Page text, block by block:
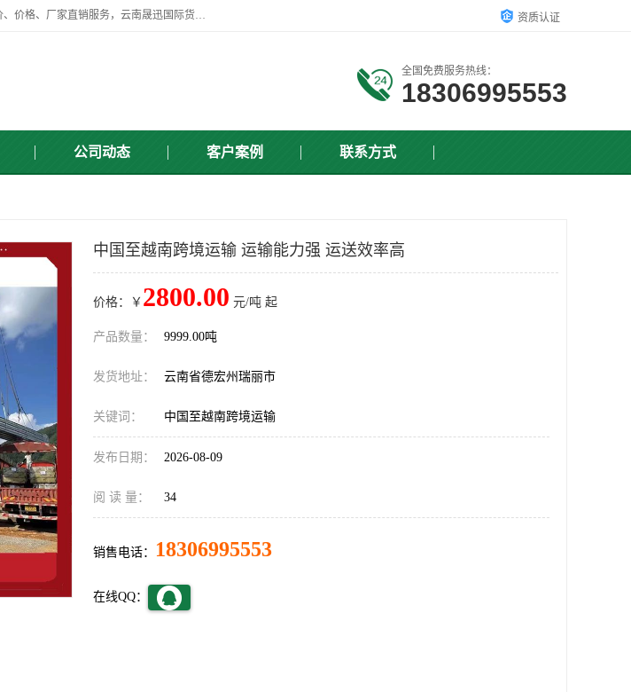
云南晟迅国际货运代理有限公司提供瑞丽口岸、磨憨口岸、腾冲口岸报关、报检，缅甸、老挝物流清关报价、价格、厂家直销服务，云南晟迅国际货运代理有限公司，由一支精通业务、经验丰富、责任心强的专业团队组建于,云南晟迅国际货运代理有限公司商铺。 资质认证
全国免费服务热线：
18306995553
公司动态 客户案例 联系方式
中国至越南跨境运输 运输能力强 运送效率高
价格：￥ 2800.00 元/吨 起
产品数量： 9999.00吨
发货地址： 云南省德宏州瑞丽市
关键词： 中国至越南跨境运输
发布日期： 2026-08-09
阅 读 量： 34
销售电话： 18306995553
在线QQ：